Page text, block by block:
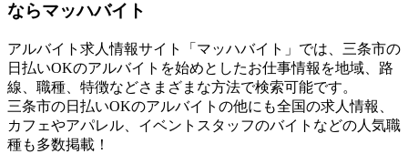
ならマッハバイト
アルバイト求人情報サイト「マッハバイト」では、三条市の
日払いOKのアルバイトを始めとしたお仕事情報を地域、路
線、職種、特徴などさまざまな方法で検索可能です。
三条市の日払いOKのアルバイトの他にも全国の求人情報、
カフェやアパレル、イベントスタッフのバイトなどの人気職
種も多数掲載！